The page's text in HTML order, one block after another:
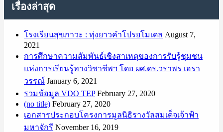
เรื่องล่าสุด
โรงเรียนสุขภาวะ : ทุ่งยาวคำโปรยโมเดล August 7,
2021
การศึกษาความสัมพันธ์เชิงสาเหตุของการรับรู้ชุมชน
แห่งการเรียนรู้ทางวิชาชีพฯ โดย ผศ.ดร.วราพร เอรา
วรรณ์ January 6, 2021
รวมข้อมูล VDO TEP February 27, 2020
(no title) February 27, 2020
เอกสารประกอบโครงการมูลนิธิรางวัลสมเด็จเจ้าฟ้า
มหาจักรี November 16, 2019